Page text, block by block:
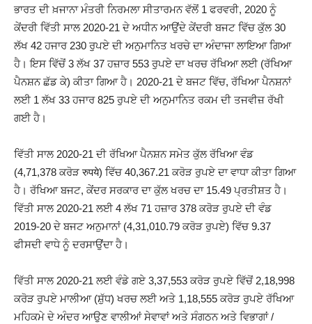
ਭਾਰਤ ਦੀ ਖ਼ਜਾਨਾ ਮੰਤਰੀ ਨਿਰਮਲਾ ਸੀਤਾਰਮਨ ਵੱਲੋਂ 1 ਫਰਵਰੀ, 2020 ਨੂੰ
ਕੇਂਦਰੀ ਵਿੱਤੀ ਸਾਲ 2020-21 ਦੇ ਅਧੀਨ ਆਉਂਦੇ ਕੇਂਦਰੀ ਬਜਟ ਵਿੱਚ ਕੁੱਲ 30
ਲੱਖ 42 ਹਜਾਰ 230 ਰੁਪਏ ਦੀ ਅਨੁਮਾਨਿਤ ਖਰਚੇ ਦਾ ਅੰਦਾਜਾ ਲਾਇਆ ਗਿਆ
ਹੈ। ਇਸ ਵਿੱਚੋਂ 3 ਲੱਖ 37 ਹਜ਼ਾਰ 553 ਰੁਪਏ ਦਾ ਖਰਚ ਰੱਖਿਆ ਲਈ (ਰੱਖਿਆ
ਪੈਨਸ਼ਨ ਛੱਡ ਕੇ) ਕੀਤਾ ਗਿਆ ਹੈ। 2020-21 ਦੇ ਬਜਟ ਵਿੱਚ, ਰੱਖਿਆ ਪੈਨਸ਼ਨਾਂ
ਲਈ 1 ਲੱਖ 33 ਹਜਾਰ 825 ਰੁਪਏ ਦੀ ਅਨੁਮਾਨਿਤ ਰਕਮ ਦੀ ਤਜਵੀਜ਼ ਰੱਖੀ
ਗਈ ਹੈ।
ਵਿੱਤੀ ਸਾਲ 2020-21 ਦੀ ਰੱਖਿਆ ਪੈਨਸ਼ਨ ਸਮੇਤ ਕੁੱਲ ਰੱਖਿਆ ਵੰਡ
(4,71,378 ਕਰੋੜ रुपये) ਵਿੱਚ 40,367.21 ਕਰੋੜ ਰੁਪਏ ਦਾ ਵਾਧਾ ਕੀਤਾ ਗਿਆ
ਹੈ। ਰੱਖਿਆ ਬਜਟ, ਕੇਂਦਰ ਸਰਕਾਰ ਦਾ ਕੁੱਲ ਖਰਚ ਦਾ 15.49 ਪ੍ਰਤੀਸ਼ਤ ਹੈ।
ਵਿੱਤੀ ਸਾਲ 2020-21 ਲਈ 4 ਲੱਖ 71 ਹਜ਼ਾਰ 378 ਕਰੋੜ ਰੁਪਏ ਦੀ ਵੰਡ
2019-20 ਦੇ ਬਜਟ ਅਨੁਮਾਨਾਂ (4,31,010.79 ਕਰੋੜ ਰੁਪਏ) ਵਿੱਚ 9.37
ਫੀਸਦੀ ਵਾਧੇ ਨੂੰ ਦਰਸਾਉਂਦਾ ਹੈ।
ਵਿੱਤੀ ਸਾਲ 2020-21 ਲਈ ਵੰਡੇ ਗਏ 3,37,553 ਕਰੋੜ ਰੁਪਏ ਵਿੱਚੋਂ 2,18,998
ਕਰੋੜ ਰੁਪਏ ਮਾਲੀਆ (ਸ਼ੁੱਧ) ਖਰਚ ਲਈ ਅਤੇ 1,18,555 ਕਰੋੜ ਰੁਪਏ ਰੱਖਿਆ
ਮਹਿਕਮੇ ਦੇ ਅੰਦਰ ਆਉਣ ਵਾਲੀਆਂ ਸੇਵਾਵਾਂ ਅਤੇ ਸੰਗਠਨ ਅਤੇ ਵਿਭਾਗਾਂ /